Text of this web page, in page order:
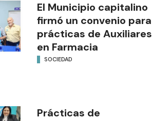
El Municipio capitalino
firmó un convenio para
prácticas de Auxiliares
en Farmacia
SOCIEDAD
Prácticas de